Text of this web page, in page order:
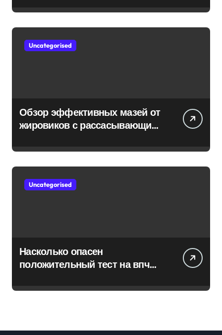
Uncategorised
Обзор эффективных мазей от
жировиков с рассасывающим
Uncategorised
Насколько опасен
положительный тест на впч